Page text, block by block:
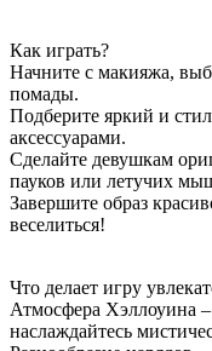
Как играть?
Начните с макияжа,
помады.
Подберите яркий и
аксессуарами.
Сделайте девушкам
пауков или летучих
Завершите образ
веселиться!
Что делает игру
Атмосфера Хэллоуина
наслаждайтесь